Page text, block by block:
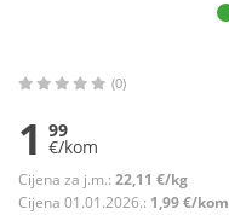
(0)
1 99
€/kom
Cijena za j.m.: 22,11 €/kg
Cijena 01.01.2026.: 1,99 €/kom